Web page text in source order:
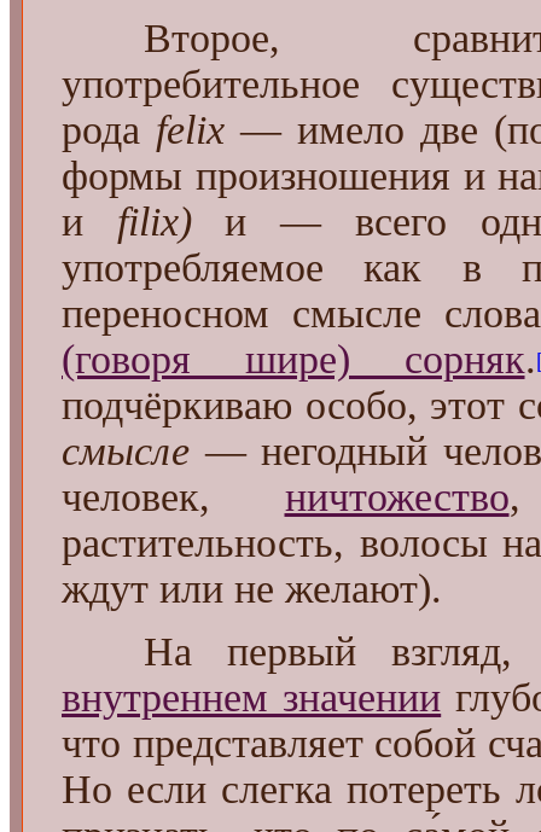
Второе,
употребительное
рода felix — имело две
формы произношения и
и filix)и — всего
употребляемое как
переносном смысле
(говоря шире) сорняк.
подчёркиваю особо, этот
смысле — негодный
человек, ничтожество,
растительность, волосы
ждут или не желают).
На первый взгляд,
внутреннем значении
что представляет собой
Но если слегка потереть